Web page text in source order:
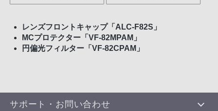
レンズフロントキャップ「ALC-F82S」
MCプロテクター「VF-82MPAM」
円偏光フィルター「VF-82CPAM」
サポート・お問い合わせ